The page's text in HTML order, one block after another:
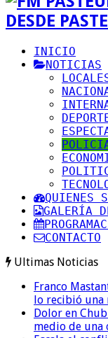
DESDE
INICIO
NOTICIAS
QUIENES
GALERÍA
CONTACTO
Ultimas Noticias
Franco
lo recibió
Dolor en
medio de una